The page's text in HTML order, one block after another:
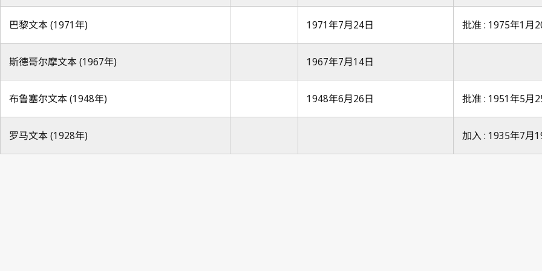
巴黎文本 (1971年) 1971年7月24日 批准 : 1975年1月
斯德哥尔摩文本 (1967年) 1967年7月14日
布鲁塞尔文本 (1948年) 1948年6月26日 批准 : 1951年5月
罗马文本 (1928年) 加入 : 1935年7月